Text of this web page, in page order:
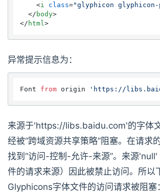
<i class="glyphicon
</ body>
</ html >
异常提示信息为：
Font from origin 'https://
来源于'https://libs.baidu.com'的字体
经被“跨域资源共享策略”阻塞。在请求
找到“访问-控制-允许-来源”。来源
件的请求来源）因此被禁止访问。所
Glyphicons字体文件的访问请求被阻塞：